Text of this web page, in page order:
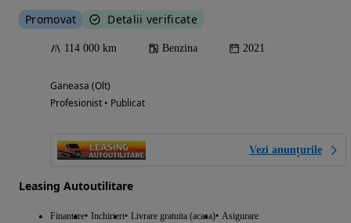
Promovat Detalii verificate
114 000 km Benzina 2021
Ganeasa (Olt)
Profesionist • Publicat
Vezi anunțurile
Leasing Autoutilitare
Finantare Inchirieri Livrare gratuita (acasa) Asigurare